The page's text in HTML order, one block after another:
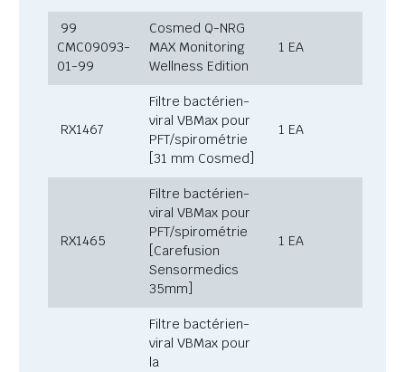
99
CMC09093-
01-99
Cosmed Q-NRG
MAX Monitoring
Wellness Edition
1 EA
RX1467
Filtre bactérien-
viral VBMax pour
PFT/spirométrie
[31 mm Cosmed]
1 EA
RX1465
Filtre bactérien-
viral VBMax pour
PFT/spirométrie
[Carefusion
Sensormedics
35mm]
1 EA
Filtre bactérien-
viral VBMax pour
la